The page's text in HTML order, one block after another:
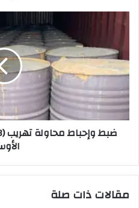
تهريب
في
ميناء
أم
قصر
مقالات ذات صلة